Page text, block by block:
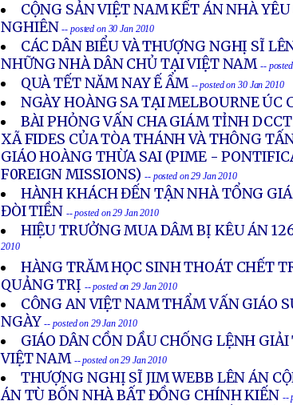
CỘNG SẢN VIỆT NAM KẾT ÁN NHÀ
NGHIÊN -- posted on 30 Jan 2010
CÁC DÂN BIỂU VÀ THƯỢNG NGHỊ SĨ
NHỮNG NHÀ DÂN CHỦ TẠI VIỆT NAM --
QUÀ TẾT NĂM NAY Ế ẨM -- posted on 30 Jan 2010
NGÀY HOÀNG SA TẠI MELBOURNE ÚC
BÀI PHỎNG VẤN CHA GIÁM TỈNH
XÃ FIDES CỦA TÒA THÁNH VÀ THÔNG
GIÁO HOÀNG THỪA SAI (PIME -
F0REIGN MISSIONS)-- posted on 29 Jan 2010
HÀNH KHÁCH ĐẾN TẬN NHÀ TỔNG
ĐÒI TIỀN -- posted on 29 Jan 2010
HIỆU TRƯỞNG MUA DÂM BỊ KÊU ÁN
2010
HÀNG TRĂM HỌC SINH THOÁT CHẾT
QUẢNG TRỊ -- posted on 29 Jan 2010
CÔNG AN VIỆT NAM THẨM VẤN GIÁO
NGÀY -- posted on 29 Jan 2010
GIÁO DÂN CỒN DẦU CHỐNG LỆNH GIẢI
VIỆT NAM -- posted on 29 Jan 2010
THƯỢNG NGHỊ SĨ JIM WEBB LÊN ÁN
ÁN TÙ BỐN NHÀ BẤT ĐỒNG CHÍNH KIẾN --